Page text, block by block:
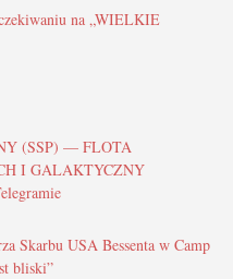
na „WIELKIE
(SSP) — FLOTA
I GALAKTYCZNY
Skarbu USA Bessenta w Camp
bliski”